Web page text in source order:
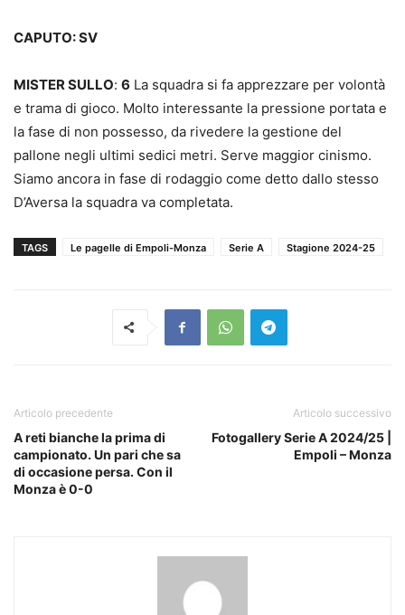
CAPUTO: SV
MISTER SULLO: 6 La squadra si fa apprezzare per volontà
e trama di gioco. Molto interessante la pressione portata e
la fase di non possesso, da rivedere la gestione del
pallone negli ultimi sedici metri. Serve maggior cinismo.
Siamo ancora in fase di rodaggio come detto dallo stesso
D’Aversa la squadra va completata.
TAGS Le pagelle di Empoli-Monza Serie A Stagione 2024-25
Articolo precedente
A reti bianche la prima di
campionato. Un pari che sa
di occasione persa. Con il
Monza è 0-0
Articolo successivo
Fotogallery Serie A 2024/25 |
Empoli – Monza